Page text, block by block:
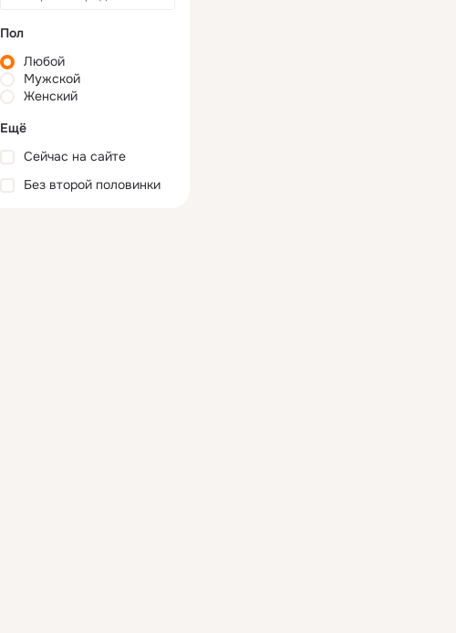
Пол
Любой
Мужской
Женский
Ещё
Сейчас на сайте
Без второй половинки